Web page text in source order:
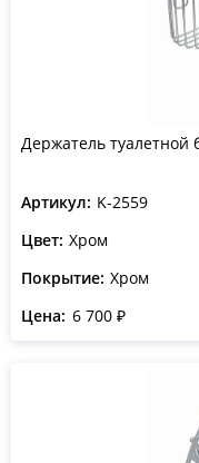
Держатель туалетной
Артикул: K-2559
Цвет: Хром
Покрытие: Хром
Цена: 6 700 ₽